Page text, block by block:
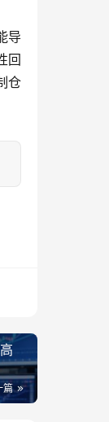
导
回
仓
篇